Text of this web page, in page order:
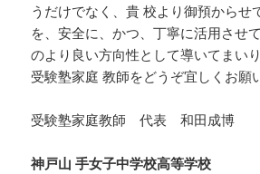
うだけでなく、貴 校より御預からせ
を、安全に、かつ、丁寧に活用させ
のより良い方向性として導いてまい
受験塾家庭 教師をどうぞ宜しくお願
受験塾家庭教師 代表 和田成博
神戸山 手女子中学校高等学校